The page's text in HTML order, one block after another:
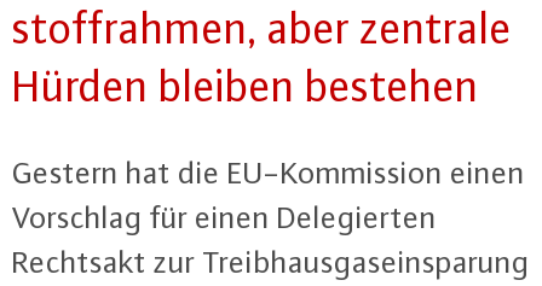
stoff­rah­men, aber zentrale
Hürden bleiben bestehen
Gestern hat die EU-Kom­mis­si­on einen
Vorschlag für einen De­le­gier­ten
Rechtsakt zur Treib­haus­gas­ein­spa­rung